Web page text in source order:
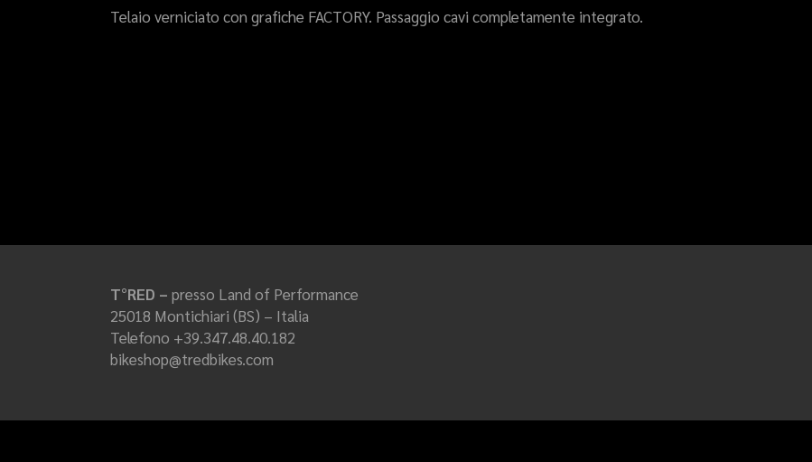
Telaio verniciato con grafiche FACTORY. Passaggio cavi completamente integrato.
T°RED – presso Land of Performance
25018 Montichiari (BS) – Italia
Telefono +39.347.48.40.182
bikeshop@tredbikes.com